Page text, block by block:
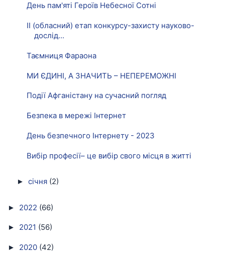
День пам'яті Героїв Небесної Сотні
ІІ (обласний) етап конкурсу-захисту науково-
дослід...
Таємниця Фараона
МИ ЄДИНІ, А ЗНАЧИТЬ – НЕПЕРЕМОЖНІ
Події Афганістану на сучасний погляд
Безпека в мережі Інтернет
День безпечного Інтернету - 2023
Вибір професії– це вибір свого місця в житті
► січня (2)
► 2022 (66)
► 2021 (56)
► 2020 (42)